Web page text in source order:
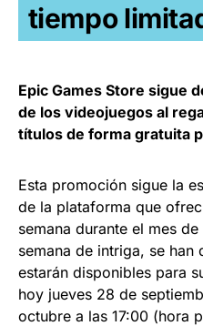
tiempo
Epic Games Store sigue
de los videojuegos al
títulos de forma gratuita
Esta promoción sigue la
de la plataforma que
semana durante el mes
semana de intriga, se
estarán disponibles para
hoy jueves 28 de
octubre a las 17:00 (hora